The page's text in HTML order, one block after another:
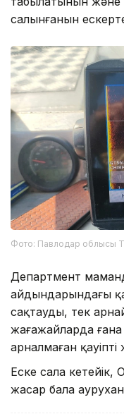
салынғанын
Фото: Павлодар облысы
Департмент
айдындарындағы
сақтауды, тек
жағажайларда
арналмаған
Еске сала кетейік,
жасар бала